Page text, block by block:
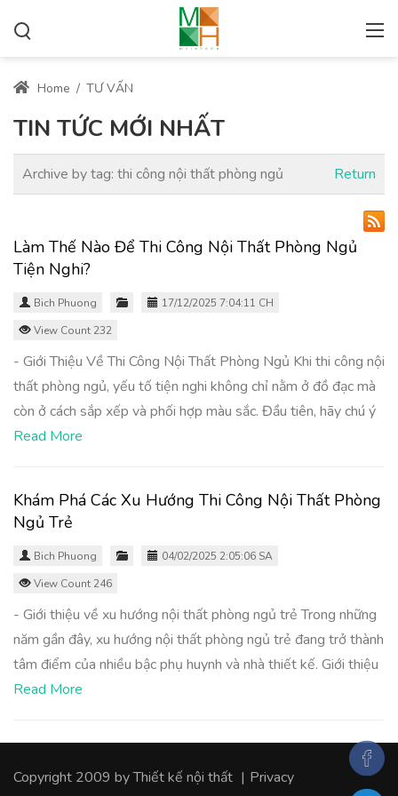
Home / TƯ VẤN
TIN TỨC MỚI NHẤT
Archive by tag: thi công nội thất phòng ngủ Return
Làm Thế Nào Để Thi Công Nội Thất Phòng Ngủ
Tiện Nghi?
Bich Phuong
17/12/2025 7:04:11 CH
View Count 232
- Giới Thiệu Về Thi Công Nội Thất Phòng Ngủ Khi thi công nội
thất phòng ngủ, yếu tố tiện nghi không chỉ nằm ở đồ đạc mà
còn ở cách sắp xếp và phối hợp màu sắc. Đầu tiên, hãy chú ý
Read More
Khám Phá Các Xu Hướng Thi Công Nội Thất Phòng
Ngủ Trẻ
Bich Phuong
04/02/2025 2:05:06 SA
View Count 246
- Giới thiệu về xu hướng nội thất phòng ngủ trẻ Trong những
năm gần đây, xu hướng nội thất phòng ngủ trẻ đang trở thành
tâm điểm của nhiều bậc phụ huynh và nhà thiết kế. Giới thiệu
Read More
Copyright 2009 byThiết kế nội thất | Privacy